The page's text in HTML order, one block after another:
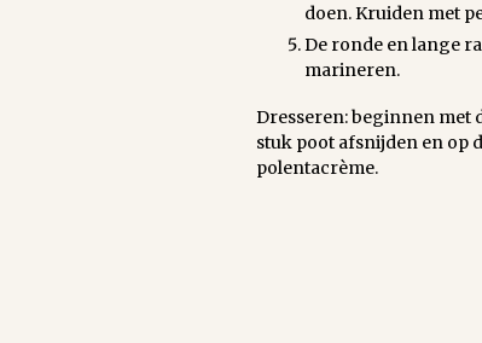
doen. Kruiden met
De ronde en lange
marineren.
Dresseren: beginnen met
stuk poot afsnijden en op
polentacrème.